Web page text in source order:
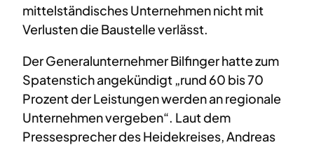
mittelständisches Unternehmen nicht mit
Verlusten die Baustelle verlässt.
Der Generalunternehmer Bilfinger hatte zum
Spatenstich angekündigt „rund 60 bis 70
Prozent der Leistungen werden an regionale
Unternehmen vergeben“. Laut dem
Pressesprecher des Heidekreises, Andreas